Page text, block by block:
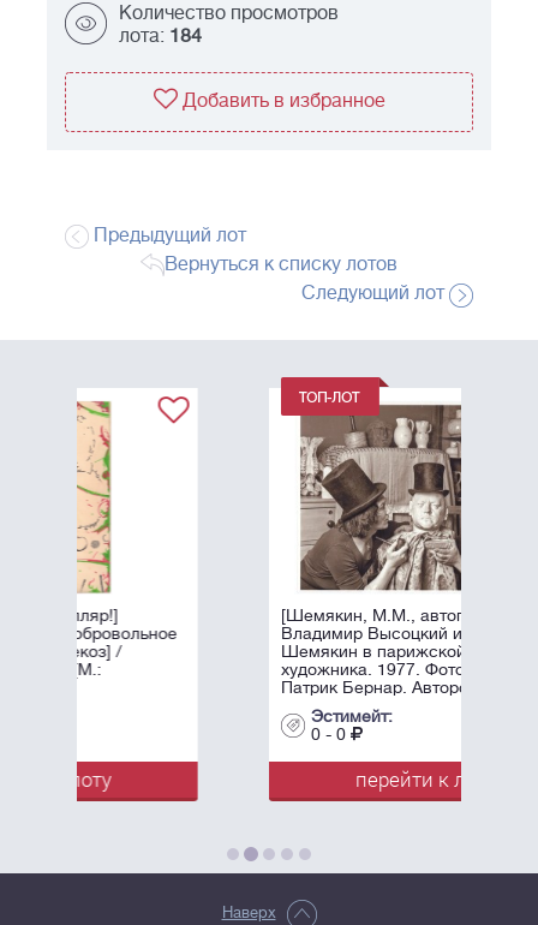
Количество просмотров
лота: 184
Добавить в избранное
Предыдущий лот
Вернуться к списку лотов
Следующий лот
[Шемякин, М.М., автограф]
Владимир Высоцкий и Михаил
Шемякин в парижской мастерской
художника. 1977. Фотограф -
Патрик Бернар. Авторский ...
Наверх